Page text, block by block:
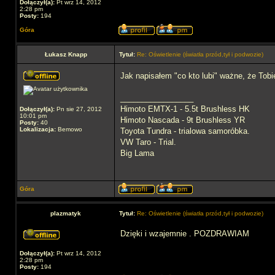
Dołączył(a): Pt wrz 14, 2012
2:28 pm
Posty: 194
Góra
Łukasz Knapp Tytuł: Re: Oświetlenie (światła przód,tył i podwozie)
Dołączył(a): Pn sie 27, 2012
10:01 pm
Posty: 40
Lokalizacja: Bemowo
Jak napisałem "co kto lubi" ważne, że
Himoto EMTX-1 - 5.5t Brushless HK
Himoto Nascada - 9t Brushless YR
Toyota Tundra - trialowa samoróbka.
VW Taro - Trial.
Big Lama
Góra
plazmatyk Tytuł: Re: Oświetlenie (światła przód,tył i podwozie)
Dołączył(a): Pt wrz 14, 2012
2:28 pm
Posty: 194
Dzięki i wzajemnie . POZDRAWIAM